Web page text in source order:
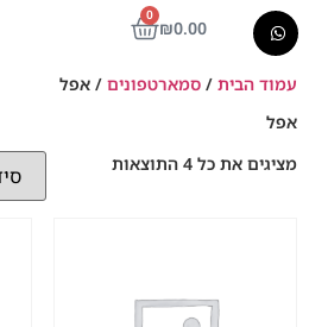
₪0.00
0
עמוד הבית / סמארטפונים / אפל
אפל
מציגים את כל ⁦4⁩ התוצאות